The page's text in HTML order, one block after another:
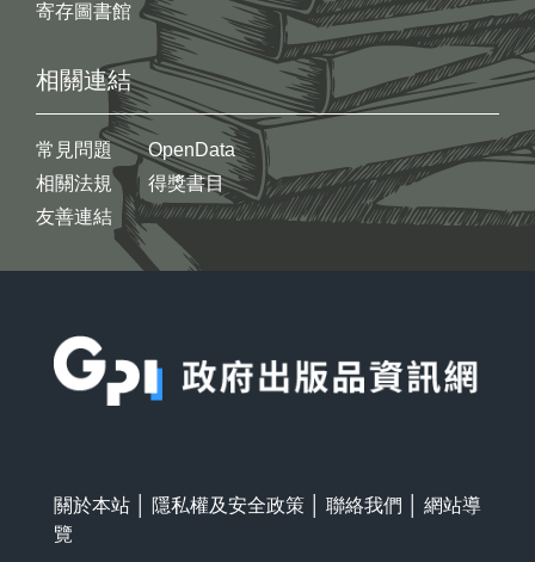
寄存圖書館
相關連結
常見問題
相關法規
友善連結
OpenData
得獎書目
關於本站 隱私權及安全政策 聯絡我們
網站導
覽